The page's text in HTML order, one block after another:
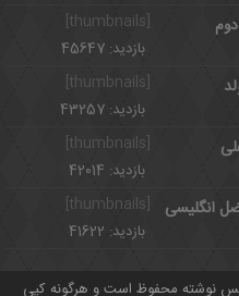
[thumbnails]
بازدید: 45647
بازدید: 43257
بازدید: 42014
انگلیسی
بازدید: 41622
نوشته محفوظ است و هرگونه کپی